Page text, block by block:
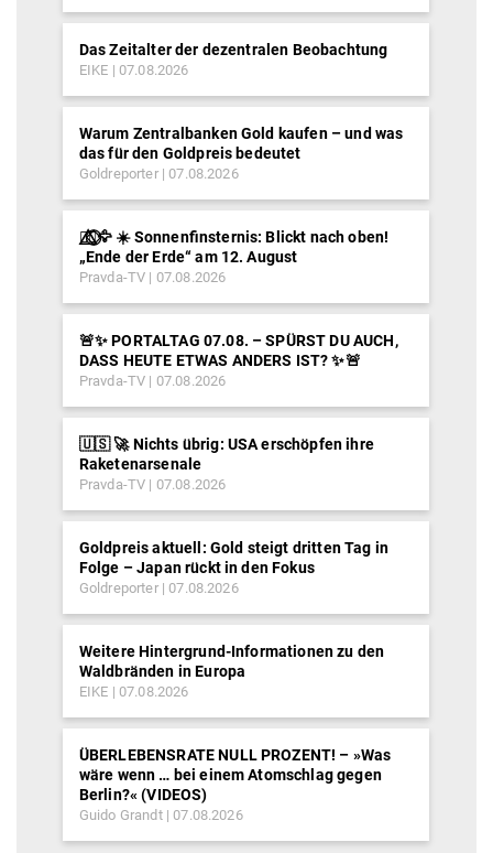
Das Zeitalter der dezentralen Beobachtung
EIKE 07.08.2026
Warum Zentralbanken Gold kaufen – und was
das für den Goldpreis bedeutet
Goldreporter 07.08.2026
🐦‍🔥⃤⃟⃝🦅 ☀️ Sonnenfinsternis: Blickt nach oben!
„Ende der Erde“ am 12. August
Pravda-TV 07.08.2026
🚨✨ PORTALTAG 07.08. – SPÜRST DU AUCH,
DASS HEUTE ETWAS ANDERS IST? ✨🚨
Pravda-TV 07.08.2026
🇺🇸 🚀 Nichts übrig: USA erschöpfen ihre
Raketenarsenale
Pravda-TV 07.08.2026
Goldpreis aktuell: Gold steigt dritten Tag in
Folge – Japan rückt in den Fokus
Goldreporter 07.08.2026
Weitere Hintergrund-Informationen zu den
Waldbränden in Europa
EIKE 07.08.2026
ÜBERLEBENSRATE NULL PROZENT! – »Was
wäre wenn … bei einem Atomschlag gegen
Berlin?« (VIDEOS)
Guido Grandt 07.08.2026